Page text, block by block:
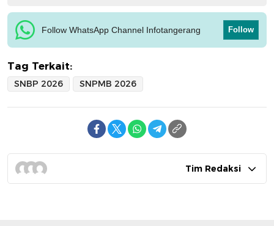
Follow WhatsApp Channel Infotangerang Follow
Tag Terkait:
SNBP 2026 SNPMB 2026
Tim Redaksi